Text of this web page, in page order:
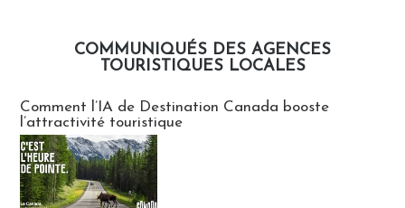
COMMUNIQUÉS DES AGENCES
TOURISTIQUES LOCALES
Comment l’IA de Destination Canada booste
l’attractivité touristique